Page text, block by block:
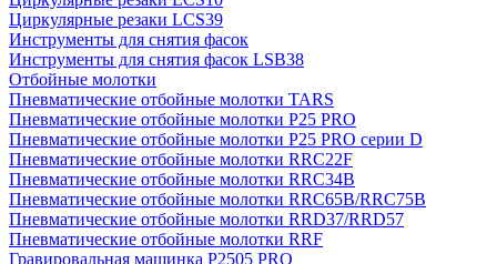
Циркулярные резаки LCS39
Инструменты для снятия фасок
Инструменты для снятия фасок LSB38
Отбойные молотки
Пневматические отбойные молотки TARS
Пневматические отбойные молотки P25 PRO
Пневматические отбойные молотки P25 PRO серии D
Пневматические отбойные молотки RRC22F
Пневматические отбойные молотки RRC34B
Пневматические отбойные молотки RRC65B/RRC75B
Пневматические отбойные молотки RRD37/RRD57
Пневматические отбойные молотки RRF
Гравировальная машинка P2505 PRO